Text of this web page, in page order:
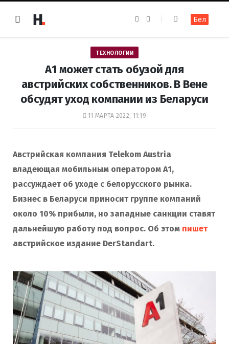
e
k
t
a
m
Бел
ТЕХНОЛОГИИ
А1 может стать обузой для
австрийских собственников. В Вене
обсудят уход компании из Беларуси
11 МАРТА 2022, 11:19
Австрийская компания Telekom Austria
владеющая мобильным оператором А1,
рассуждает об уходе с белорусского рынка.
Бизнес в Беларуси приносит группе компаний
около 10% прибыли, но западные санкции ставят
дальнейшую работу под вопрос. Об этом пишет
австрийское издание DerStandart.